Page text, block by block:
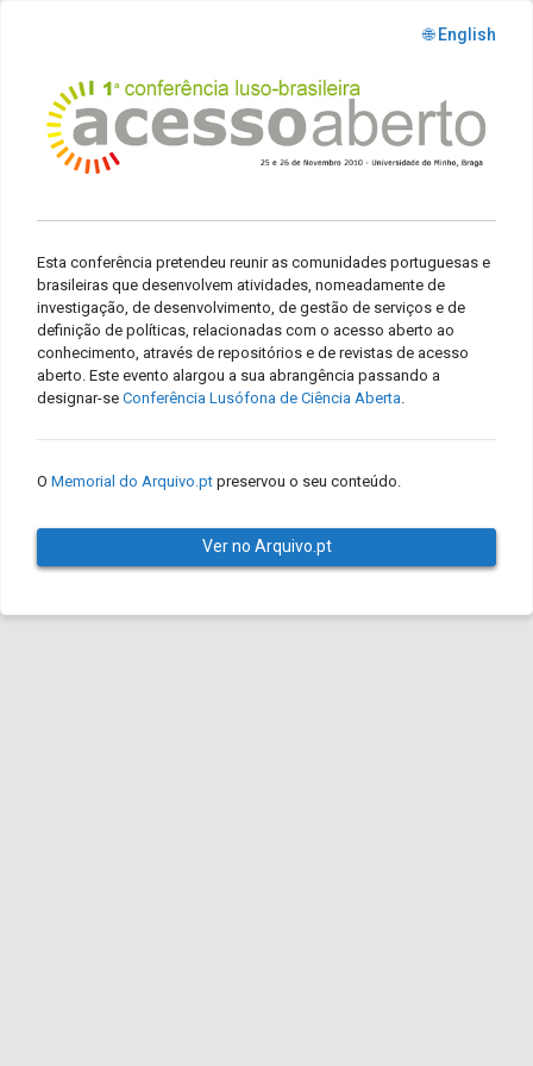
🌐 English
Esta conferência pretendeu reunir as comunidades portuguesas e
brasileiras que desenvolvem atividades, nomeadamente de
investigação, de desenvolvimento, de gestão de serviços e de
definição de políticas, relacionadas com o acesso aberto ao
conhecimento, através de repositórios e de revistas de acesso
aberto. Este evento alargou a sua abrangência passando a
designar-se Conferência Lusófona de Ciência Aberta
O Memorial do Arquivo.pt preservou o seu conteúdo.
Ver no Arquivo.pt